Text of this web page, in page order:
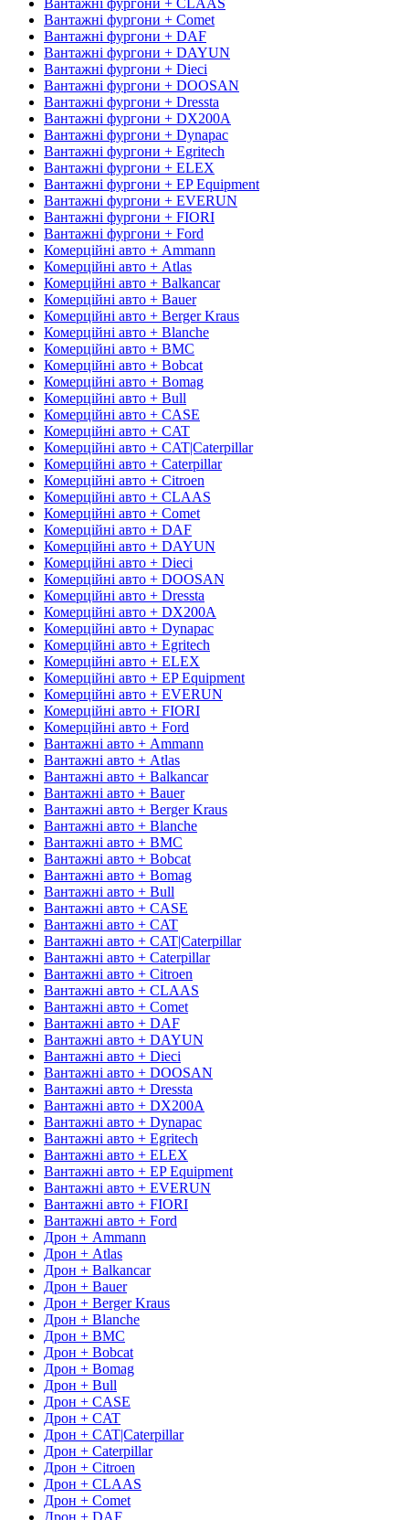
Вантажні фургони + Comet
Вантажні фургони + DAF
Вантажні фургони + DAYUN
Вантажні фургони + Dieci
Вантажні фургони + DOOSAN
Вантажні фургони + Dressta
Вантажні фургони + DX200A
Вантажні фургони + Dynapac
Вантажні фургони + Egritech
Вантажні фургони + ELEX
Вантажні фургони + EP Equipment
Вантажні фургони + EVERUN
Вантажні фургони + FIORI
Вантажні фургони + Ford
Комерційні авто + Ammann
Комерційні авто + Atlas
Комерційні авто + Balkancar
Комерційні авто + Bauer
Комерційні авто + Berger Kraus
Комерційні авто + Blanche
Комерційні авто + BMC
Комерційні авто + Bobcat
Комерційні авто + Bomag
Комерційні авто + Bull
Комерційні авто + CASE
Комерційні авто + CAT
Комерційні авто + CAT|Caterpillar
Комерційні авто + Caterpillar
Комерційні авто + Citroen
Комерційні авто + CLAAS
Комерційні авто + Comet
Комерційні авто + DAF
Комерційні авто + DAYUN
Комерційні авто + Dieci
Комерційні авто + DOOSAN
Комерційні авто + Dressta
Комерційні авто + DX200A
Комерційні авто + Dynapac
Комерційні авто + Egritech
Комерційні авто + ELEX
Комерційні авто + EP Equipment
Комерційні авто + EVERUN
Комерційні авто + FIORI
Комерційні авто + Ford
Вантажні авто + Ammann
Вантажні авто + Atlas
Вантажні авто + Balkancar
Вантажні авто + Bauer
Вантажні авто + Berger Kraus
Вантажні авто + Blanche
Вантажні авто + BMC
Вантажні авто + Bobcat
Вантажні авто + Bomag
Вантажні авто + Bull
Вантажні авто + CASE
Вантажні авто + CAT
Вантажні авто + CAT|Caterpillar
Вантажні авто + Caterpillar
Вантажні авто + Citroen
Вантажні авто + CLAAS
Вантажні авто + Comet
Вантажні авто + DAF
Вантажні авто + DAYUN
Вантажні авто + Dieci
Вантажні авто + DOOSAN
Вантажні авто + Dressta
Вантажні авто + DX200A
Вантажні авто + Dynapac
Вантажні авто + Egritech
Вантажні авто + ELEX
Вантажні авто + EP Equipment
Вантажні авто + EVERUN
Вантажні авто + FIORI
Вантажні авто + Ford
Дрон + Ammann
Дрон + Atlas
Дрон + Balkancar
Дрон + Bauer
Дрон + Berger Kraus
Дрон + Blanche
Дрон + BMC
Дрон + Bobcat
Дрон + Bomag
Дрон + Bull
Дрон + CASE
Дрон + CAT
Дрон + CAT|Caterpillar
Дрон + Caterpillar
Дрон + Citroen
Дрон + CLAAS
Дрон + Comet
Дрон + DAF